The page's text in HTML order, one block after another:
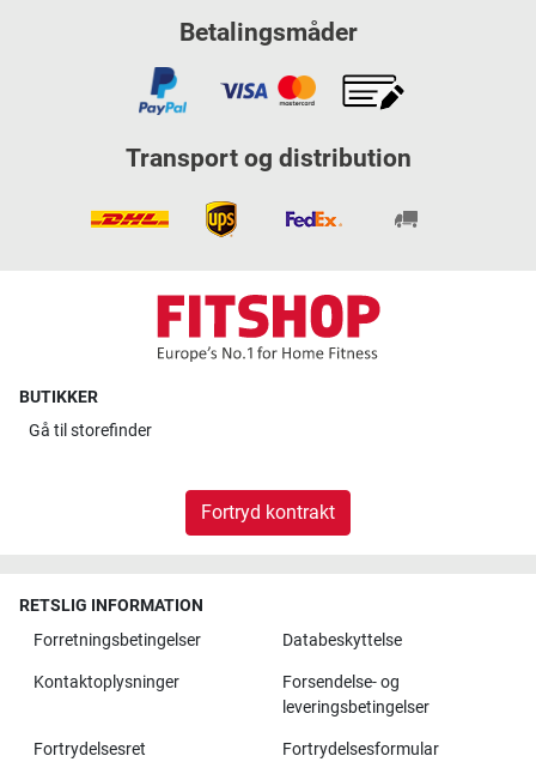
Betalingsmåder
Transport og distribution
BUTIKKER
Gå til storefinder
Fortryd kontrakt
RETSLIG INFORMATION
Forretningsbetingelser
Databeskyttelse
Kontaktoplysninger
Forsendelse- og
leveringsbetingelser
Fortrydelsesret Fortrydelsesformular